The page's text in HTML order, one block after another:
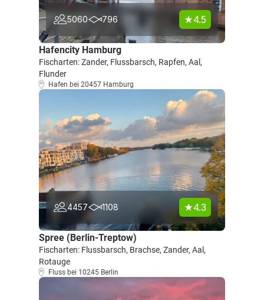
5060 796 4.5
Hafencity Hamburg
Fischarten: Zander, Flussbarsch, Rapfen, Aal,
Flunder
Hafen bei 20457 Hamburg
4457 1108 4.3
Spree (Berlin-Treptow)
Fischarten: Flussbarsch, Brachse, Zander, Aal,
Rotauge
Fluss bei 10245 Berlin